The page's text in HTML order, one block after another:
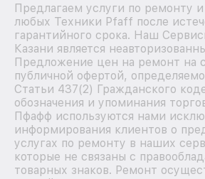
Предлагаем услуги по ремонту
любых Техники Pfaff после
гарантийного срока. Наш
Казани является
Предложение цен на ремонт на
публичной офертой,
Статьи 437(2) Гражданского
обозначения и упоминания
Пфафф используются нами
информирования клиентов о
услугах по ремонту в наших
которые не связаны с
товарных знаков. Ремонт